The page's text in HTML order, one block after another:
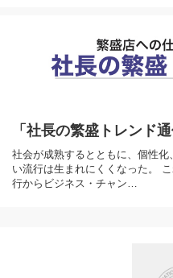
「社長の繁盛トレンド通
社会が成熟するとともに、個性
い流行は生まれにくくなった。
行からビジネス・チャン…